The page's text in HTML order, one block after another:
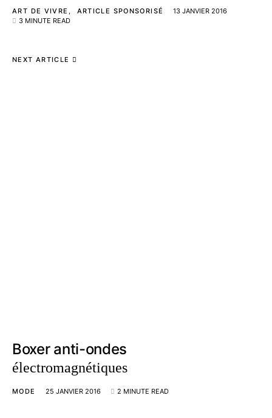
ART DE VIVRE ARTICLE SPONSORISÉ
13 JANVIER 2016
3 MINUTE READ
NEXT ARTICLE
Boxer anti-ondes
électromagnétiques
MODE 25 JANVIER 2016 2 MINUTE READ